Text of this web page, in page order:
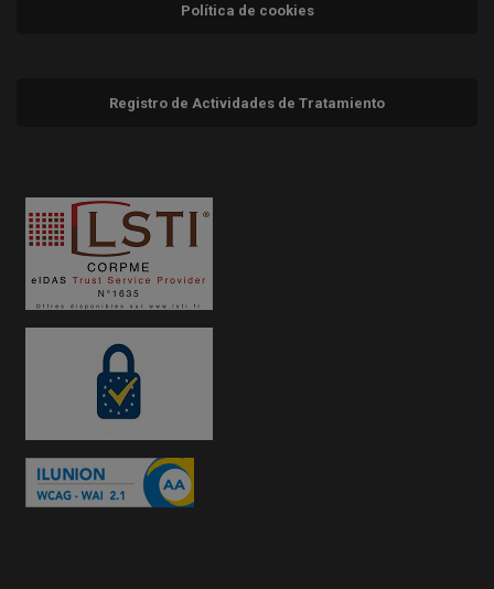
Política de cookies
Registro de Actividades de Tratamiento